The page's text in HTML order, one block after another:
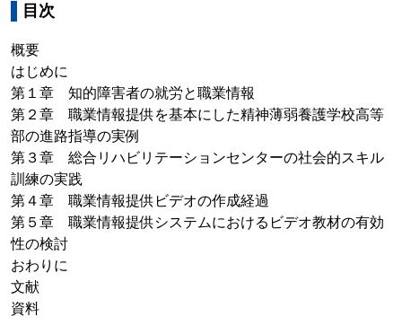
目次
概要
はじめに
第１章 知的障害者の就労と職業情報
第２章 職業情報提供を基本にした精神薄弱養護学校高等
部の進路指導の実例
第３章 総合リハビリテーションセンターの社会的スキル
訓練の実践
第４章 職業情報提供ビデオの作成経過
第５章 職業情報提供システムにおけるビデオ教材の有効
性の検討
おわりに
文献
資料